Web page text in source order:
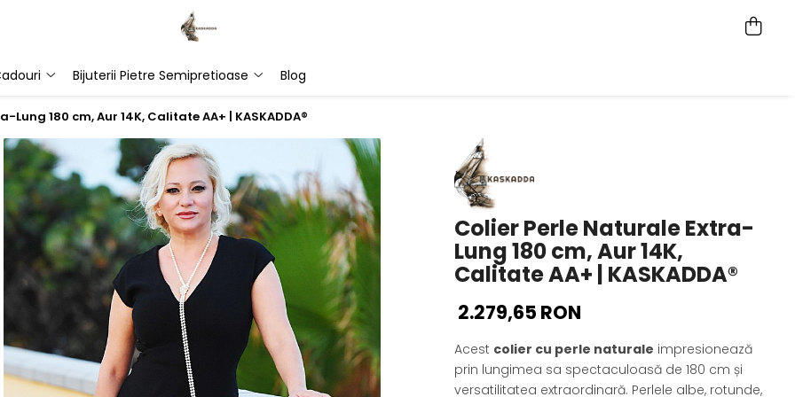
Bijuterii Pietre Semipretioase Blog
Lung 180 cm, Aur 14K, Calitate AA+ | KASKADDA®
Colier Perle Naturale Extra-
Lung 180 cm, Aur 14K,
Calitate AA+ | KASKADDA®
2.279,65 RON
Acest colier cu perle naturale impresionează
prin lungimea sa spectaculoasă de 180 cm și
versatilitatea extraordinară. Perlele albe, rotunde,